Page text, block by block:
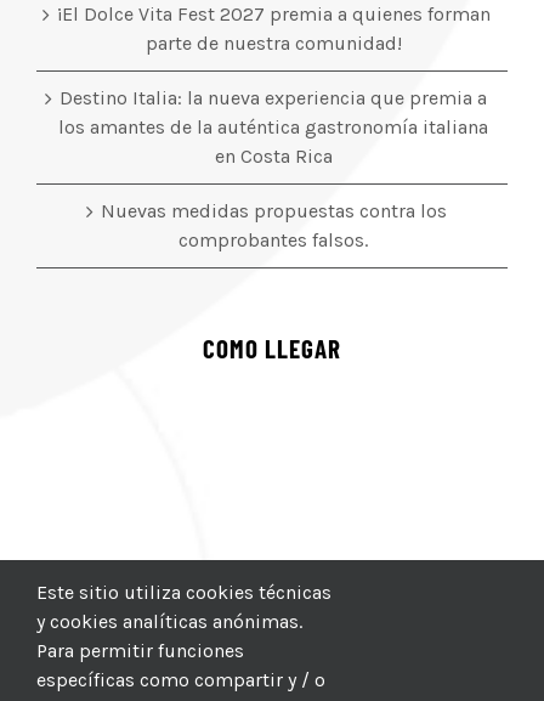
¡El Dolce Vita Fest 2027 premia a quienes forman
parte de nuestra comunidad!
Destino Italia: la nueva experiencia que premia a
los amantes de la auténtica gastronomía italiana
en Costa Rica
Nuevas medidas propuestas contra los
comprobantes falsos.
COMO LLEGAR
Este sitio utiliza cookies técnicas
y cookies analíticas anónimas.
Para permitir funciones
específicas como compartir y / o